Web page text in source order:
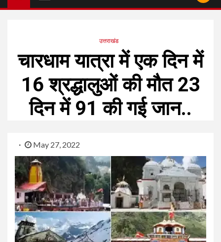
उत्तराखंड
चारधाम यात्रा में एक दिन में
16 श्रद्धालुओं की मौत 23
दिन में 91 की गई जान..
May 27, 2022